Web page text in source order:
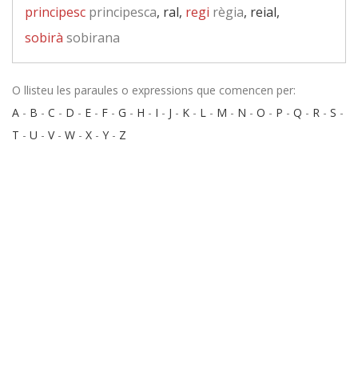
principesc principesca, ral, regi règia, reial,
sobirà sobirana
O llisteu les paraules o expressions que comencen per:
A - B - C - D - E - F - G - H - I - J - K - L - M - N - O - P - Q - R - S -
T - U - V- W - X - Y - Z